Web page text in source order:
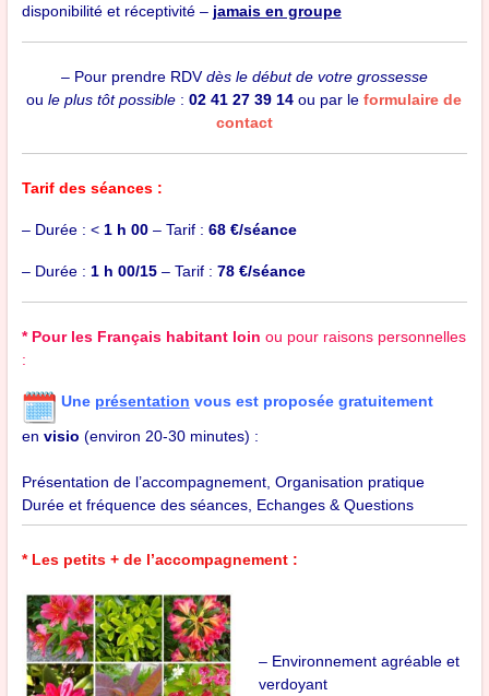
disponibilité et réceptivité – jamais en groupe
– Pour prendre RDVdès le début de votre grossesse
oule plus tôt possible :02 41 27 39 14ou par leformulaire de
contact
Tarif des séances :
– Durée : < 1 h 00– Tarif : 68 €/séance
– Durée : 1 h 00/15– Tarif : 78 €/séance
* Pour les Français habitant loin ou pour raisons personnelles
:
Une présentation vous est proposée gratuitement
en visio (environ 20-30 minutes) :
Présentation de l’accompagnement, Organisation pratique
Durée et fréquence des séances, Echanges & Questions
* Les petits + de l’accompagnement :
– Environnement agréable et
verdoyant